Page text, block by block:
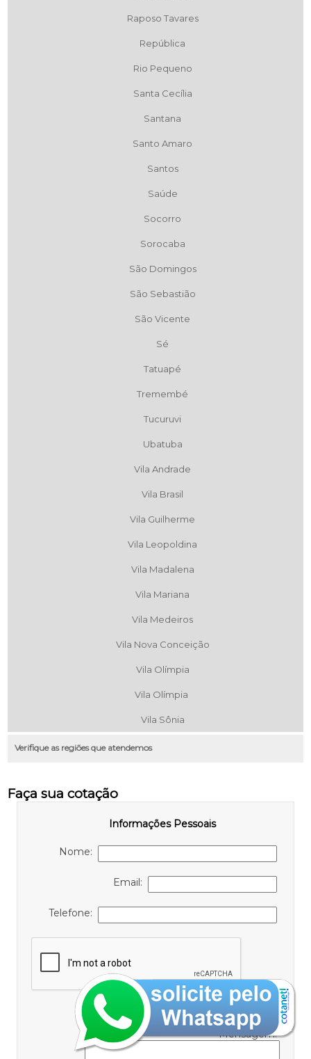
Raposo Tavares
República
Rio Pequeno
Santa Cecília
Santana
Santo Amaro
Santos
Saúde
Socorro
Sorocaba
São Domingos
São Sebastião
São Vicente
Sé
Tatuapé
Tremembé
Tucuruvi
Ubatuba
Vila Andrade
Vila Brasil
Vila Guilherme
Vila Leopoldina
Vila Madalena
Vila Mariana
Vila Medeiros
Vila Nova Conceição
Vila Olímpia
Vila Olímpia
Vila Sônia
Verifique as regiões que atendemos
Faça sua cotação
Informações Pessoais
Nome:
Email:
Telefone:
Informações de contato ou cotação
Mensagem: